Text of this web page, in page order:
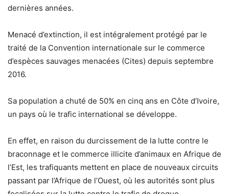
dernières années.
Menacé d’extinction, il est intégralement protégé par le
traité de la Convention internationale sur le commerce
d’espèces sauvages menacées (Cites) depuis septembre
2016.
Sa population a chuté de 50% en cinq ans en Côte d’Ivoire,
un pays où le trafic international se développe.
En effet, en raison du durcissement de la lutte contre le
braconnage et le commerce illicite d’animaux en Afrique de
l’Est, les trafiquants mettent en place de nouveaux circuits
passant par l’Afrique de l’Ouest, où les autorités sont plus